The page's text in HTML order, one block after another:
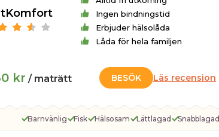
Ingen bindningstid
Erbjuder hälsolåda
Låda för hela familjen
kr / maträtt BESÖK Läs recension
Barnvänlig Fisk Hälsosam Lättlagad Snabblagad